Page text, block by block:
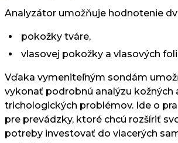
Analyzátor umožňuje hodnotenie
pokožky tváre,
vlasovej pokožky a vlasových
Vďaka vymeniteľným sondám
vykonať podrobnú analýzu kožných
trichologických problémov. Ide o
pre prevádzky, ktoré chcú rozšíriť
potreby investovať do viacerých